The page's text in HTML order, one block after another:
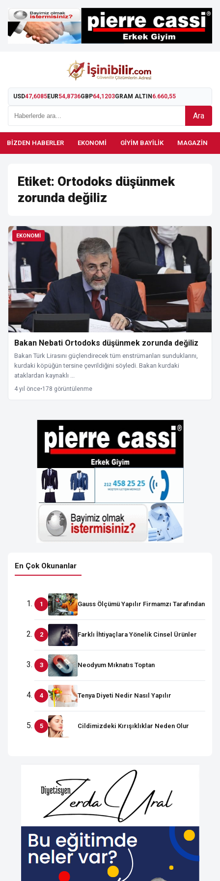
USD47,6085EUR54,8736GBP64,1203GRAM ALTIN 6.660,55
Ara
BIZDEN HABERLER EKONOMI GIYIM BAYILIK MAGAZIN
Etiket: Ortodoks düşünmek
zorunda değiliz
EKONOMI
Bakan Nebati Ortodoks düşünmek zorunda değiliz
Bakan Türk Lirasını güçlendirecek tüm enstrümanları sunduklarını,
kurdaki köpüğün tersine çevrildiğini söyledi. Bakan kurdaki
ataklardan kaynaklı ...
4 yıl önce•178 görüntülenme
En Çok Okunanlar
Gauss Ölçümü Yapılır Firmamzı Tarafından
Farklı İhtiyaçlara Yönelik Cinsel Ürünler
Neodyum Mıknatıs Toptan
Tenya Diyeti Nedir Nasıl Yapılır
Cildimizdeki Kırışıklıklar Neden Olur